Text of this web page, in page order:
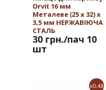
Orvit 16 мм
Металеве (25 х 32) х
3,5 мм НЕРЖАВІЮЧА
СТАЛЬ
30 грн./пач 10
шт
x0.48